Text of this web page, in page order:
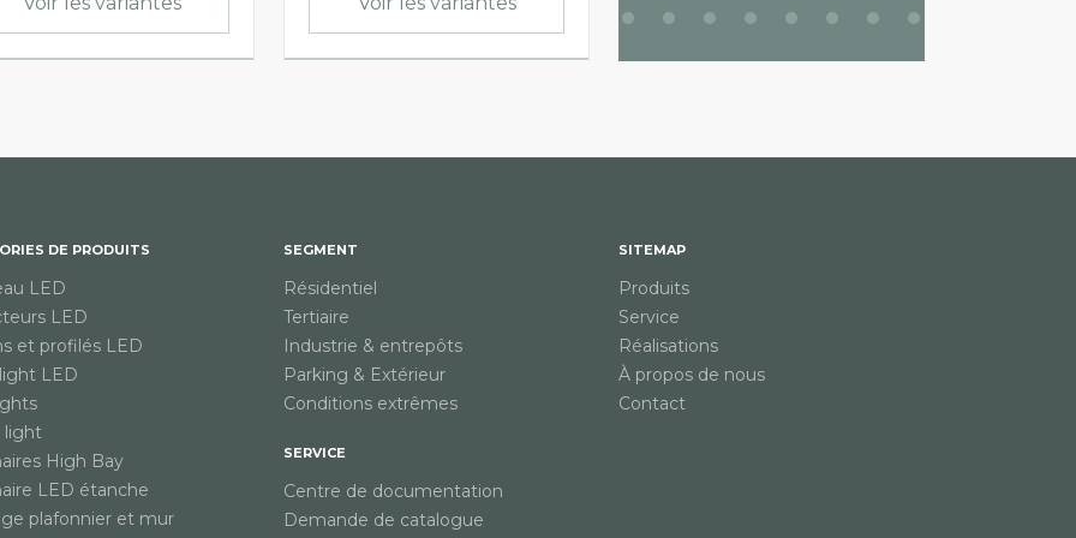
DE PRODUITS
LED
LED
et profilés LED
LED
light
High Bay
LED étanche
plafonnier et mur
SEGMENT
Résidentiel
Tertiaire
Industrie & entrepôts
Parking & Extérieur
Conditions extrêmes
SERVICE
Centre de documentation
Demande de catalogue
SITEMAP
Produits
Service
Réalisations
À propos de nous
Contact